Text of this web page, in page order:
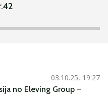
03.10.25, 19:27
no Eleving Group –